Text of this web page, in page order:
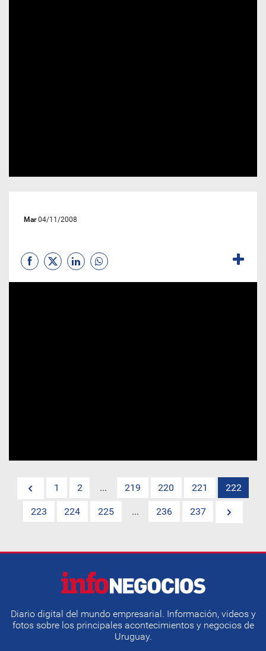
Mar04/11/2008
1 2 ... 219 220 221 222
223 224 225 ... 236 237
Diario digital del mundo empresarial. Información, videos y
fotos sobre los principales acontecimientos y negocios de
Uruguay.